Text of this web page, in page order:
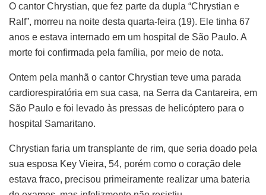
O cantor Chrystian, que fez parte da dupla “Chrystian e
Ralf”, morreu na noite desta quarta-feira (19). Ele tinha 67
anos e estava internado em um hospital de São Paulo. A
morte foi confirmada pela família, por meio de nota.
Ontem pela manhã o cantor Chrystian teve uma parada
cardiorespiratória em sua casa, na Serra da Cantareira, em
São Paulo e foi levado às pressas de helicóptero para o
hospital Samaritano.
Chrystian faria um transplante de rim, que seria doado pela
sua esposa Key Vieira, 54, porém como o coração dele
estava fraco, precisou primeiramente realizar uma bateria